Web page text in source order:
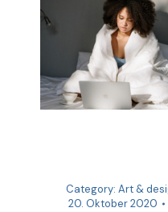
Category: Art &
20. Oktober 2020